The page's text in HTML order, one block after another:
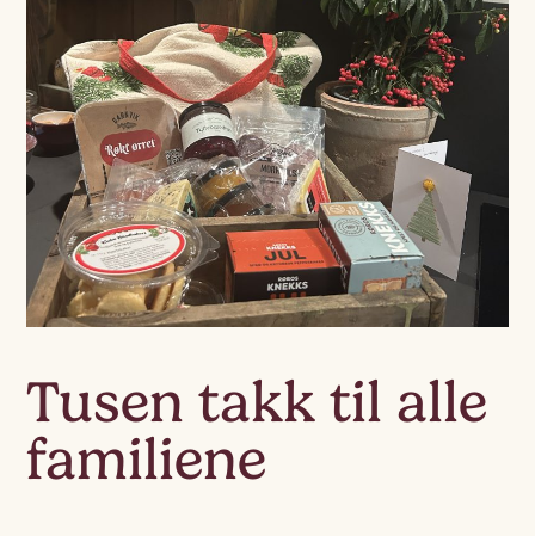
Tusen takk til alle
familiene